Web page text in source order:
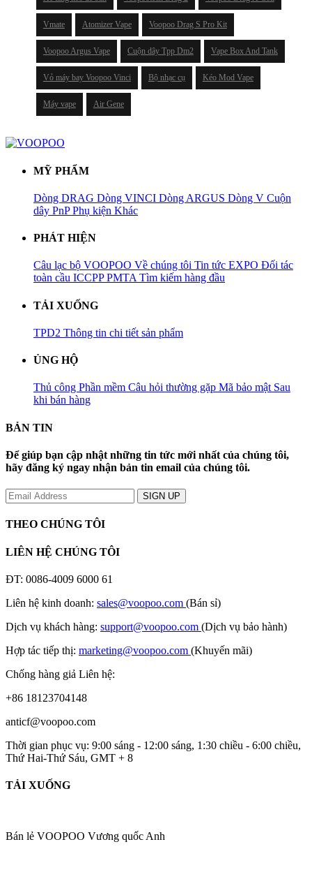
Vmate Atomizer Vape Voopoo Drag S Pro Kit
Voopoo Argus Vape Cuộn dây Tpp Dm2 Vape Box And Tank
Vỏ máy bay Voopoo Vinci Bộ nhạc cụ Kéo Mod Vape
Máy vape Air Gene
MỸ PHẨM
Dòng DRAG Dòng VINCI Dòng ARGUS Dòng V Cuộn
dây PnPPhụ kiện Khác
PHÁT HIỆN
Câu lạc bộ VOOPOO Về chúng tôi Tin tức EXPO Đối tác
toàn cầu ICCPPPMTA Tìm kiếm hàng đầu
TẢI XUỐNG
TPD2 Thông tin chi tiết sản phẩm
ỦNG HỘ
Thủ công Phần mềm Câu hỏi thường gặp Mã bảo mật Sau
khi bán hàng
BẢN TIN
Để giúp bạn cập nhật những tin tức mới nhất của chúng tôi,
hãy đăng ký ngay nhận bản tin email của chúng tôi.
THEO CHÚNG TÔI
LIÊN HỆ CHÚNG TÔI
ĐT: 0086-4009 6000 61
Liên hệ kinh doanh: sales@voopoo.com (Bán sỉ)
Dịch vụ khách hàng: support@voopoo.com (Dịch vụ bảo hành)
Hợp tác tiếp thị: marketing@voopoo.com (Khuyến mãi)
Chống hàng giả Liên hệ:
+86 18123704148
anticf@voopoo.com
Thời gian phục vụ: 9:00 sáng - 12:00 sáng, 1:30 chiều - 6:00 chiều,
Thứ Hai-Thứ Sáu, GMT + 8
TẢI XUỐNG
Bán lẻ VOOPOO Vương quốc Anh